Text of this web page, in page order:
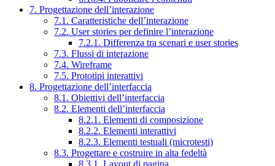
7. Progettazione dell’interazione
7.1. Caratteristiche dell’interazione
7.2. User stories per definire l’interazione
7.2.1. Differenza tra scenari e user stories
7.3. Flussi di interazione
7.4. Wireframe
7.5. Prototipi interattivi
8. Progettazione dell’interfaccia
8.1. Obiettivi dell’interfaccia
8.2. Elementi dell’interfaccia
8.2.1. Elementi di composizione
8.2.2. Elementi interattivi
8.2.3. Elementi testuali (microtesti)
8.3. Progettare e costruire in alta fedeltà
8.3.1. Layout di pagina